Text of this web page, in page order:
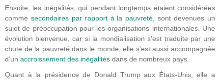
Ensuite, les inégalités, qui pendant longtemps étaient considérées
comme secondaires par rapport à la pauvreté, sont devenues un
sujet de préoccupation pour les organisations internationales. Une
évolution bienvenue, car si la mondialisation s’est traduite par une
chute de la pauvreté dans le monde, elle s’est aussi accompagnée
d’un accroissement des inégalités dans de nombreux pays.
Quant à la présidence de Donald Trump aux États-Unis, elle a